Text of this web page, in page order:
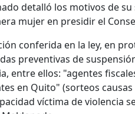
detalló los motivos de
mujer en presidir el
conferida en la ley, en
preventivas de
entre ellos: "agentes
en Quito" (sorteos
víctima de violencia